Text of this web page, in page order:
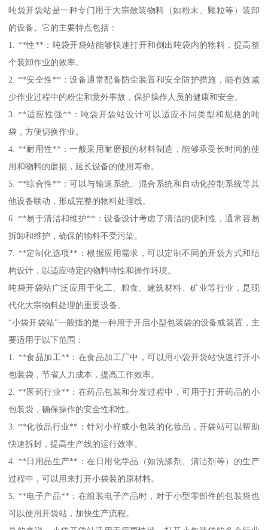
吨袋开袋站是一种专门用于大宗散装物料（如粉末、颗粒等）装卸
的设备。它的主要特点包括：
1. **性**：吨袋开袋站能够快速打开和倒出吨袋内的物料，提高整
个装卸作业的效率。
2. **安全性**：设备通常配备防尘装置和安全防护措施，能有效减
少作业过程中的粉尘和意外事故，保护操作人员的健康和安全。
3. **适应性强**：吨袋开袋站设计可以适应不同类型和规格的吨
袋，方便切换作业。
4. **耐用性**：一般采用耐磨损的材料制造，能够承受长时间的使
用和物料的磨损，延长设备的使用寿命。
5. **综合性**：可以与输送系统、混合系统和自动化控制系统等其
他设备联动，形成完整的物料处理线。
6. **易于清洁和维护**：设备设计考虑了清洁的便利性，通常容易
拆卸和维护，确保的物料不受污染。
7. **定制化选项**：根据应用需求，可以定制不同的开袋方式和结
构设计，以适应特定的物料特性和操作环境。
吨袋开袋站广泛应用于化工、粮食、建筑材料、矿业等行业，是现
代化大宗物料处理的重要设备。
“小袋开袋站”一般指的是一种用于开启小型包装袋的设备或装置，主
要适用于以下范围：
1. **食品加工**：在食品加工厂中，可以用小袋开袋站快速打开小
包装袋，节省人力成本，提高工作效率。
2. **医药行业**：在药品包装和分发过程中，可用于打开药品的小
包装袋，确保操作的安全性和性。
3. **化妆品行业**：针对小样或小包装的化妆品，开袋站可以帮助
快速拆封，提高生产线的运行效率。
4. **日用品生产**：在日用化学品（如洗涤剂、清洁剂等）的生产
过程中，可以用来打开小袋装的原材料。
5. **电子产品**：在组装电子产品时，对于小型零部件的包装袋也
可以使用开袋站，加快生产流程。